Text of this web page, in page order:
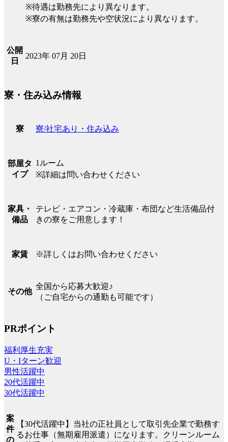
※待遇は勤務先により異なります。
※寮の有無は勤務先や空状況により異なります。
公開
日
2023年 07月 20日
寮・住み込み情報
寮 寮/社宅あり・住み込み
部屋タ
イプ
1ルーム
※詳細は問い合わせください
家具・
備品
テレビ・エアコン・冷蔵庫・布団など生活備品付
きの寮をご用意します！
家賃 ※詳しくはお問い合わせください
その他
全国から応募大歓迎♪
（ご自宅からの通勤も可能です）
PRポイント
福利厚生充実
U・Iターン歓迎
男性活躍中
20代活躍中
30代活躍中
案
件
の
【30代活躍中】当社の正社員として取引先企業で勤務す
るお仕事（無期雇用派遣）になります。クリーンルーム